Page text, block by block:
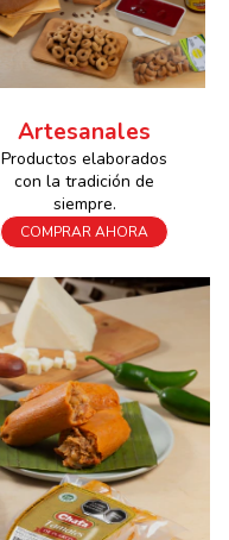
Artesanales
Productos elaborados
con la tradición de
siempre.
COMPRAR AHORA